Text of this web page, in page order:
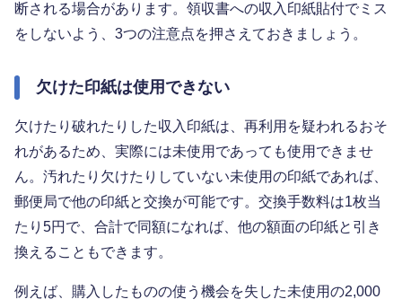
断される場合があります。領収書への収入印紙貼付でミス
をしないよう、3つの注意点を押さえておきましょう。
欠けた印紙は使用できない
欠けたり破れたりした収入印紙は、再利用を疑われるおそ
れがあるため、実際には未使用であっても使用できませ
ん。汚れたり欠けたりしていない未使用の印紙であれば、
郵便局で他の印紙と交換が可能です。交換手数料は1枚当
たり5円で、合計で同額になれば、他の額面の印紙と引き
換えることもできます。
例えば、購入したものの使う機会を失した未使用の2,000